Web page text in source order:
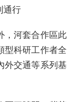
通行
，河套合作區此
型科研工作者全
外交通等系列基